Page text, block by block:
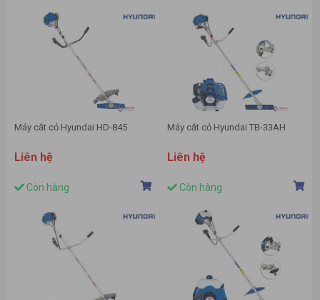
Máy cắt cỏ Hyundai HD-845
Liên hệ
Còn hàng
Máy cắt cỏ Hyundai TB-33AH
Liên hệ
Còn hàng